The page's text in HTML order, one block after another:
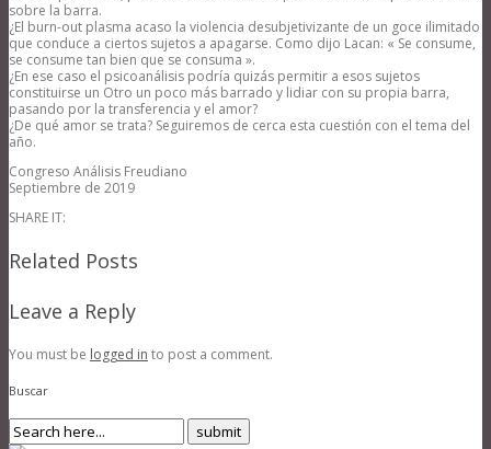
sobre la barra.
¿El burn-out plasma acaso la violencia desubjetivizante de un goce ilimitado
que conduce a ciertos sujetos a apagarse. Como dijo Lacan: « Se consume,
se consume tan bien que se consuma ».
¿En ese caso el psicoanálisis podría quizás permitir a esos sujetos
constituirse un Otro un poco más barrado y lidiar con su propia barra,
pasando por la transferencia y el amor?
¿De qué amor se trata? Seguiremos de cerca esta cuestión con el tema del
año.
Congreso Análisis Freudiano
Septiembre de 2019
SHARE IT:
Related Posts
Leave a Reply
You must be logged in to post a comment.
Buscar